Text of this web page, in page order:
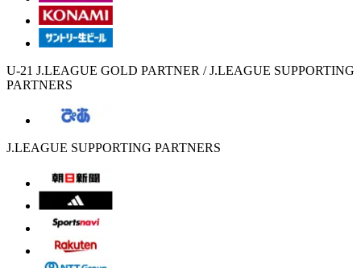
U-21 J.LEAGUE GOLD PARTNER / J.LEAGUE SUPPORTING
PARTNERS
J.LEAGUE SUPPORTING PARTNERS